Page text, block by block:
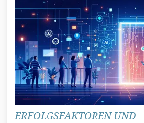
ERFOLGSFAKTOREN UND